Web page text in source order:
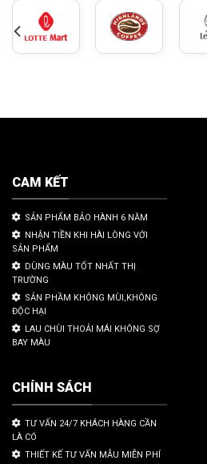
CAM KẾT
SẢN PHẨM BẢO HÀNH 6 NĂM
NHẬN TIỀN KHI HÀI LÒNG VỚI
SẢN PHẨM
DÙNG MÀU TỐT NHẤT THỊ
TRƯỜNG
SẢN PHẦM KHÔNG MÙI,KHÔNG
ĐỘC HẠI
LAU CHÙI THOẢI MÁI KHÔNG SỢ
BAY MÀU
CHÍNH SÁCH
TƯ VẤN 24/7 KHÁCH HÀNG CẦN
LÀ CÓ
THIẾT KẾ TƯ VẤN MẪU MIỄN PHÍ